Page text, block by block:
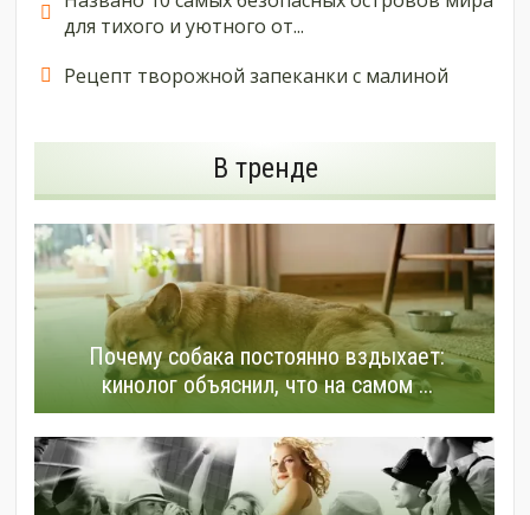
для тихого и уютного от...
Рецепт творожной запеканки с малиной
В тренде
Почему собака постоянно вздыхает:
кинолог объяснил, что на самом ...